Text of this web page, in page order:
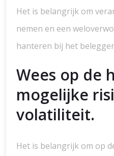
Het is belangrijk om
nemen en een
hanteren bij het
Wees op de
mogelijke
volatiliteit.
Het is belangrijk om op